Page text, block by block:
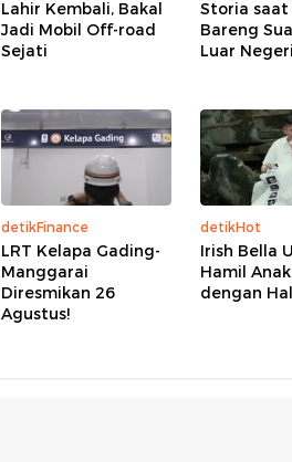
Lahir Kembali, Bakal
Jadi Mobil Off-road
Sejati
Storia saat
Bareng
Luar Negeri
detikFinance
LRT Kelapa Gading-
Manggarai
Diresmikan 26
Agustus!
detikHot
Irish Bella
Hamil
dengan